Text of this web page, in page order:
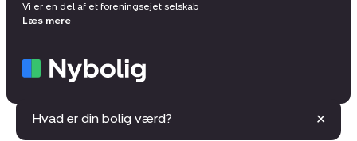
Vi er en del af et foreningsejet selskab
Læs mere
Hvad er din bolig værd? ✕